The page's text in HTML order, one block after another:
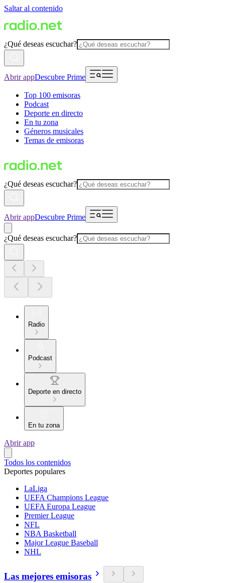
Saltar al contenido
¿Qué deseas escuchar?
Abrir appDescubre Prime
Top 100 emisoras
Podcast
Deporte en directo
En tu zona
Géneros musicales
Temas de emisoras
¿Qué deseas escuchar?
Abrir appDescubre Prime
¿Qué deseas escuchar?
Radio
Podcast
Deporte en directo
En tu zona
Abrir app
Todos los contenidos
Deportes populares
LaLiga
UEFA Champions League
UEFA Europa League
Premier League
NFL
NBA Basketball
Major League Baseball
NHL
Las mejores emisoras